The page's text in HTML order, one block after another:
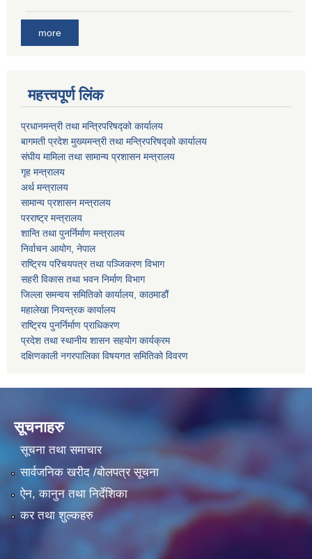
more
महत्त्वपूर्ण लिंक
प्रधानमन्त्री तथा मन्त्रिपरिषद्को कार्यालय
बागमती प्रदेश मुख्यमन्त्री तथा मन्त्रिपरिषद्को कार्यालय
संघीय मामिला तथा सामान्य प्रशासन मन्त्रालय
गृह मन्त्रालय
अर्थ मन्त्रालय
सामान्य प्रशासन मन्त्रालय
परराष्ट्र मन्त्रालय
शान्ति तथा पुनर्निर्माण मन्त्रालय
निर्वाचन आयोग, नेपाल
राष्ट्रिय परिचयपत्र तथा पञ्जिकरण विभाग
सहरी विकास तथा भवन निर्माण विभाग
जिल्ला समन्वय समितिको कार्यालय, काठमाडौं
महालेखा नियन्त्रक कार्यालय
राष्ट्रिय पुनर्निर्माण प्राधिकरण
प्रदेश तथा स्थानीय शासन सहयोग कार्यक्रम
दक्षिणकाली नगरपालिका विषयगत समितिको विवरण
सूचनाहरु
सूचना तथा समाचार
सार्वजनिक खरीद /बोलपत्र सूचना
ऐन, कानुन तथा निर्देशिका
कर तथा शुल्कहरु